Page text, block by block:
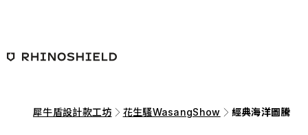
犀牛盾設計款工坊 花生騷WasangShow 經典海洋圖騰